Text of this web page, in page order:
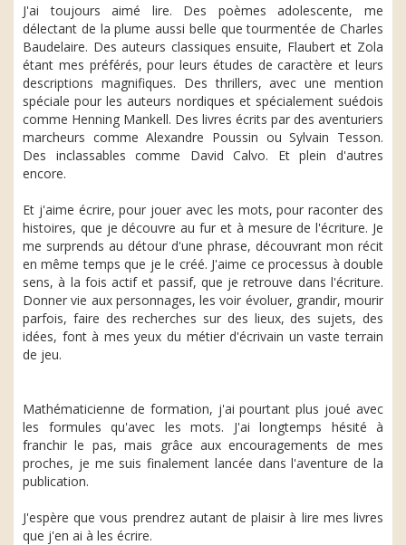
J'ai toujours aimé lire. Des poèmes adolescente, me
délectant de la plume aussi belle que tourmentée de Charles
Baudelaire. Des auteurs classiques ensuite, Flaubert et Zola
étant mes préférés, pour leurs études de caractère et leurs
descriptions magnifiques. Des thrillers, avec une mention
spéciale pour les auteurs nordiques et spécialement suédois
comme Henning Mankell. Des livres écrits par des aventuriers
marcheurs comme Alexandre Poussin ou Sylvain Tesson.
Des inclassables comme David Calvo. Et plein d'autres
encore.
Et j'aime écrire, pour jouer avec les mots, pour raconter des
histoires, que je découvre au fur et à mesure de l'écriture. Je
me surprends au détour d'une phrase, découvrant mon récit
en même temps que je le créé. J'aime ce processus à double
sens, à la fois actif et passif, que je retrouve dans l'écriture.
Donner vie aux personnages, les voir évoluer, grandir, mourir
parfois, faire des recherches sur des lieux, des sujets, des
idées, font à mes yeux du métier d'écrivain un vaste terrain
de jeu.
Mathématicienne de formation, j'ai pourtant plus joué avec
les formules qu'avec les mots. J'ai longtemps hésité à
franchir le pas, mais grâce aux encouragements de mes
proches, je me suis finalement lancée dans l'aventure de la
publication.
J'espère que vous prendrez autant de plaisir à lire mes livres
que j'en ai à les écrire.